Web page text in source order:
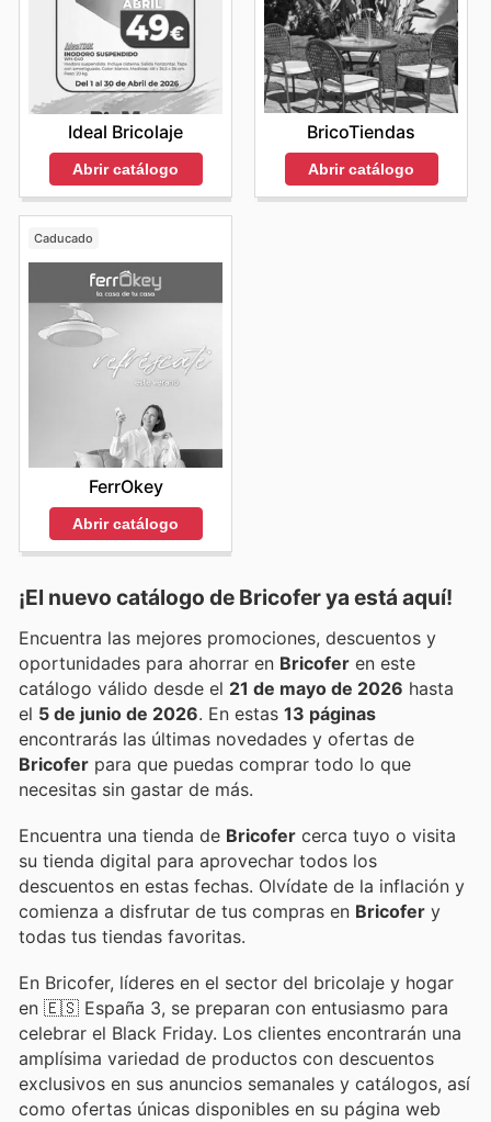
Ideal Bricolaje
Abrir catálogo
BricoTiendas
Abrir catálogo
Caducado
FerrOkey
Abrir catálogo
¡El nuevo catálogo de Bricoferya está aquí!
Encuentra las mejores promociones, descuentos y
oportunidades para ahorrar en Bricofer en este
catálogo válido desde el 21 de mayo de 2026 hasta
el 5 de junio de 2026 . En estas 13 páginas
encontrarás las últimas novedades y ofertas de
Bricofer para que puedas comprar todo lo que
necesitas sin gastar de más.
Encuentra una tienda de Bricofer cerca tuyo o visita
su tienda digital para aprovechar todos los
descuentos en estas fechas. Olvídate de la inflación y
comienza a disfrutar de tus compras en Bricofer y
todas tus tiendas favoritas.
En Bricofer, líderes en el sector del bricolaje y hogar
en 🇪🇸 España 3, se preparan con entusiasmo para
celebrar el Black Friday. Los clientes encontrarán una
amplísima variedad de productos con descuentos
exclusivos en sus anuncios semanales y catálogos, así
como ofertas únicas disponibles en su página web